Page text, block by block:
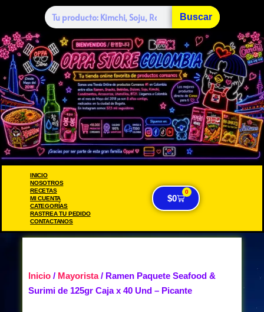
Buscar
INICIO
NOSOTROS
RECETAS
MI CUENTA
CATEGORÍAS
RASTREA TU PEDIDO
CONTACTANOS
$0
0
Inicio / Mayorista/ Ramen Paquete Seafood &
Surimi de 125gr Caja x 40 Und – Picante